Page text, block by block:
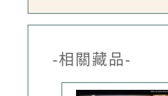
-相關藏品-